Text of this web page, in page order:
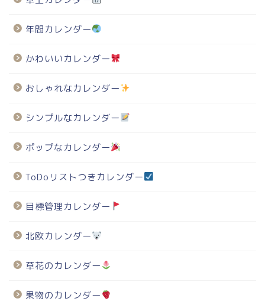
年間カレンダー
かわいいカレンダー
おしゃれなカレンダー
シンプルなカレンダー
ポップなカレンダー
ToDoリストつきカレンダー
目標管理カレンダー
北欧カレンダー
草花のカレンダー
果物のカレンダー